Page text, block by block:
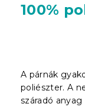
100%
A párnák
poliészter. A
száradó